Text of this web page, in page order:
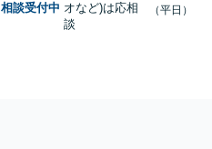
相談受付中 オなど)は応相
談
（平日）